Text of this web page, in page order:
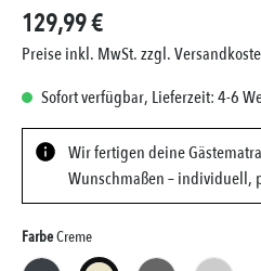
129,99 €
Preise inkl. MwSt. zzgl.
Sofort verfügbar, Lieferzeit: 4-6
Wir fertigen deine
Wunschmaßen – individuell,
FarbeAuswählen
Creme